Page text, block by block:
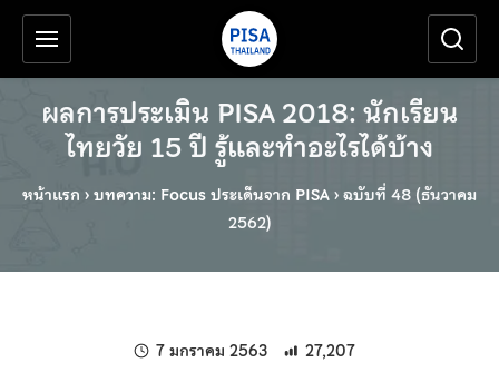
ข้ามไปยังเนื้อหาหลัก
เครื่องมือช่วยเหลือ
ผลการประเมิน PISA 2018: นักเรียน
ไทยวัย 15 ปี รู้และทำอะไรได้บ้าง
หน้าแรก ›บทความ: Focus ประเด็นจาก PISA›ฉบับที่ 48 (ธันวาคม
2562)
7 มกราคม 2563 แก้ไขล่าสุดเมื่อ:
27,207